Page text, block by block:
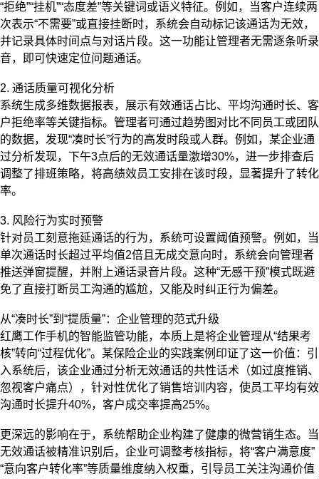
“拒绝”“挂机”“态度差”等关键词或语义特征。例如，当客户连续两
次表示“不需要”或直接挂断时，系统会自动标记该通话为无效，
并记录具体时间点与对话片段。这一功能让管理者无需逐条听录
音，即可快速定位问题通话。
2. 通话质量可视化分析
系统生成多维数据报表，展示有效通话占比、平均沟通时长、客
户拒绝率等关键指标。管理者可通过趋势图对比不同员工或团队
的数据，发现“凑时长”行为的高发时段或人群。例如，某企业通
过分析发现，下午3点后的无效通话量激增30%，进一步排查后
调整了排班策略，将高绩效员工安排在该时段，显著提升了转化
率。
3. 风险行为实时预警
针对员工刻意拖延通话的行为，系统可设置阈值预警。例如，当
单次通话时长超过平均值2倍且无成交意向时，系统会向管理者
推送弹窗提醒，并附上通话录音片段。这种“无感干预”模式既避
免了直接打断员工沟通的尴尬，又能及时纠正行为偏差。
从“凑时长”到“提质量”：企业管理的范式升级
红鹰工作手机的智能监管功能，本质上是将企业管理从“结果考
核”转向“过程优化”。某保险企业的实践案例印证了这一价值：引
入系统后，该企业通过分析无效通话的共性话术（如过度推销、
忽视客户痛点），针对性优化了销售培训内容，使员工平均有效
沟通时长提升40%，客户成交率提高25%。
更深远的影响在于，系统帮助企业构建了健康的微营销生态。当
无效通话被精准识别后，企业可调整考核指标，将“客户满意度”
“意向客户转化率”等质量维度纳入权重，引导员工关注沟通价值